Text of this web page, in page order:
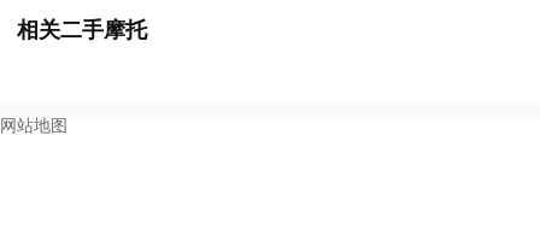
相关二手摩托
网站地图